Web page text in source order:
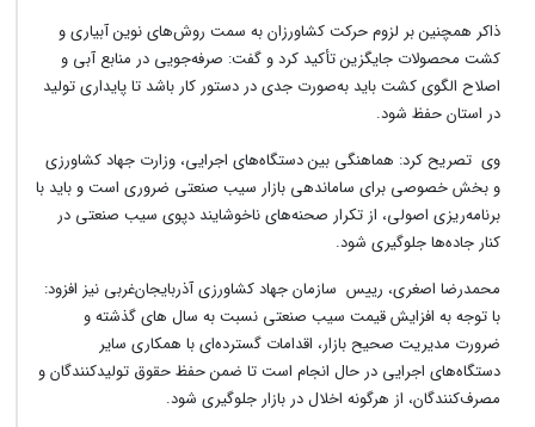
ذاکر همچنین بر لزوم حرکت کشاورزان به سمت روش‌های نوین آبیاری و
کشت محصولات جایگزین تأکید کرد و گفت: صرفه‌جویی در منابع آبی و
اصلاح الگوی کشت باید به‌صورت جدی در دستور کار باشد تا پایداری تولید
در استان حفظ شود.
وی تصریح کرد: هماهنگی بین دستگاه‌های اجرایی، وزارت جهاد کشاورزی
و بخش خصوصی برای ساماندهی بازار سیب صنعتی ضروری است و باید با
برنامه‌ریزی اصولی، از تکرار صحنه‌های ناخوشایند دپوی سیب صنعتی در
کنار جاده‌ها جلوگیری شود.
محمدرضا اصغری، رییس سازمان جهاد کشاورزی آذربایجان‌غربی نیز افزود:
با توجه به افزایش قیمت سیب صنعتی نسبت به سال های گذشته و
ضرورت مدیریت صحیح بازار، اقدامات گسترده‌ای با همکاری سایر
دستگاه‌های اجرایی در حال انجام است تا ضمن حفظ حقوق تولیدکنندگان و
مصرف‌کنندگان، از هرگونه اخلال در بازار جلوگیری شود.